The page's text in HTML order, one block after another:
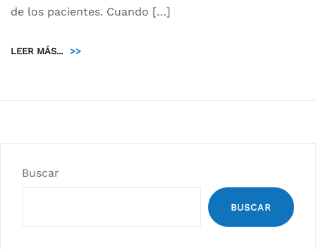
de los pacientes. Cuando […]
LEER MÁS... >>
Buscar
BUSCAR